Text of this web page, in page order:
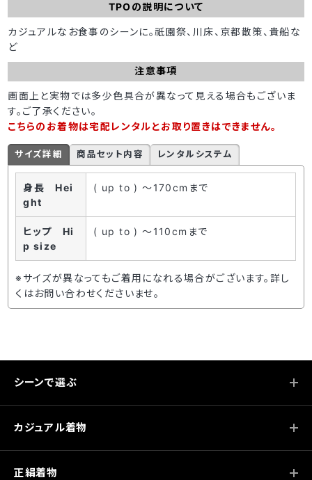
TPOの説明について
カジュアルなお食事のシーンに。祇園祭、川床、京都散策、貴船な
ど
注意事項
画面上と実物では多少色具合が異なって見える場合もございま
す。ご了承ください。
こちらのお着物は宅配レンタルとお取り置きはできません。
サイズ詳細 商品セット内容 レンタルシステム
身長 Hei
ght
( up to ) ～170cmまで
ヒップ Hi
p size
( up to ) ～110cmまで
※サイズが異なってもご着用になれる場合がございます。詳し
くはお問い合わせくださいませ。
シーンで選ぶ
カジュアル着物
正絹着物